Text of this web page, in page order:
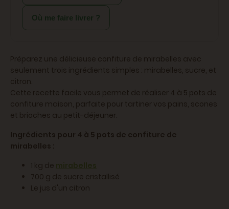
Où me faire livrer ?
Préparez une délicieuse confiture de mirabelles avec
seulement trois ingrédients simples : mirabelles, sucre, et
citron.
Cette recette facile vous permet de réaliser 4 à 5 pots de
confiture maison, parfaite pour tartiner vos pains, scones
et brioches au petit-déjeuner.
Ingrédients pour 4 à 5 pots de confiture de
mirabelles :
1 kg de mirabelles
700 g de sucre cristallisé
Le jus d'un citron